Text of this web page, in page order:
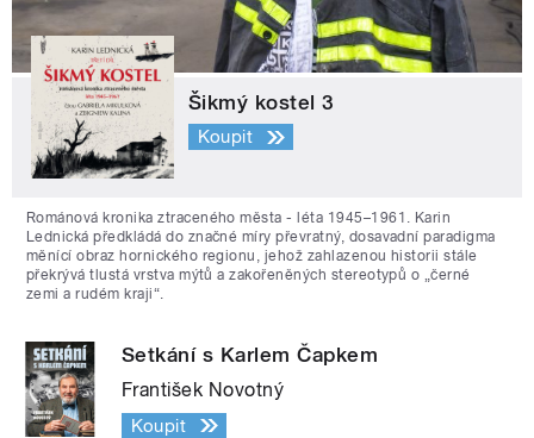
Šikmý kostel 3
Koupit
Románová kronika ztraceného města - léta 1945–1961. Karin
Lednická předkládá do značné míry převratný, dosavadní paradigma
měnící obraz hornického regionu, jehož zahlazenou historii stále
překrývá tlustá vrstva mýtů a zakořeněných stereotypů o „černé
zemi a rudém kraji“.
Setkání s Karlem Čapkem
František Novotný
Koupit